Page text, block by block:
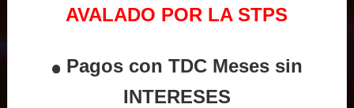
AVALADO POR LA STPS
Pagos con TDC Meses sin
INTERESES